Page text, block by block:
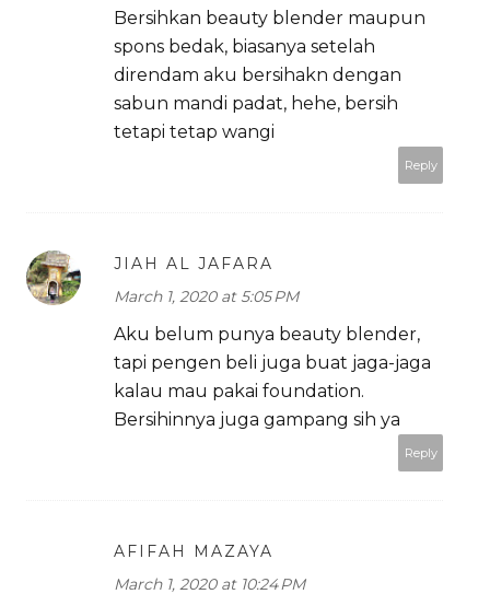
Bersihkan beauty blender maupun
spons bedak, biasanya setelah
direndam aku bersihakn dengan
sabun mandi padat, hehe, bersih
tetapi tetap wangi
Reply
JIAH AL JAFARA
March 1, 2020 at 5:05 PM
Aku belum punya beauty blender,
tapi pengen beli juga buat jaga-jaga
kalau mau pakai foundation.
Bersihinnya juga gampang sih ya
Reply
AFIFAH MAZAYA
March 1, 2020 at 10:24 PM